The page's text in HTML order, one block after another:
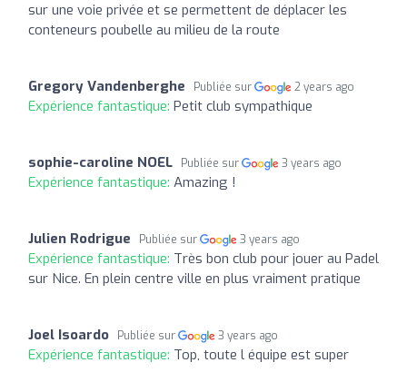
sur une voie privée et se permettent de déplacer les
conteneurs poubelle au milieu de la route
Gregory Vandenberghe Publiée sur 2 years ago
Expérience fantastique: Petit club sympathique
sophie-caroline NOEL Publiée sur 3 years ago
Expérience fantastique: Amazing !
Julien Rodrigue Publiée sur 3 years ago
Expérience fantastique: Très bon club pour jouer au Padel
sur Nice. En plein centre ville en plus vraiment pratique
Joel Isoardo Publiée sur 3 years ago
Expérience fantastique: Top, toute l équipe est super